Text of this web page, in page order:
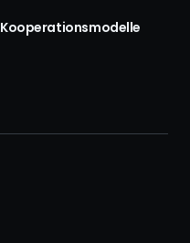
Kooperationsmodelle